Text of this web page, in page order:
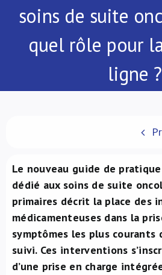
soins de suite
quel rôle pour
ligne ?
Le nouveau guide de
dédié aux soins de suite
primaires décrit la place des
médicamenteuses dans la
symptômes les plus courants
suivi. Ces interventions
d’une prise en charge